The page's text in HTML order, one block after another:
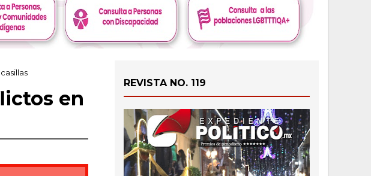
en
REVISTA NO. 119